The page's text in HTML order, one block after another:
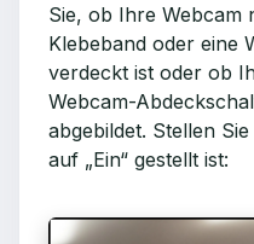
Sie, ob Ihre Webcam
Klebeband oder eine
verdeckt ist oder ob
Webcam-
abgebildet. Stellen
auf „Ein“ gestellt ist: